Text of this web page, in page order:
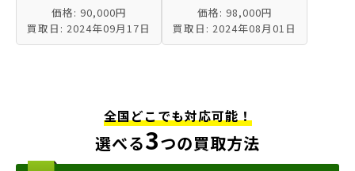
価格: 90,000円
買取日: 2024年09月17日
価格: 98,000円
買取日: 2024年08月01日
全国どこでも対応可能！
選べる3つの買取方法